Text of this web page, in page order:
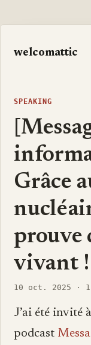
welcomattic
SPEAKING
Grâce
prouve
vivant !
10 oct. 2025 ·
J’ai été invité
podcast